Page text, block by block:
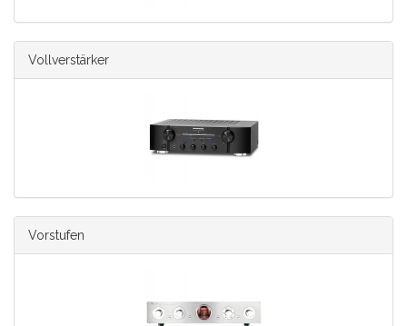
Vollverstärker
Vorstufen